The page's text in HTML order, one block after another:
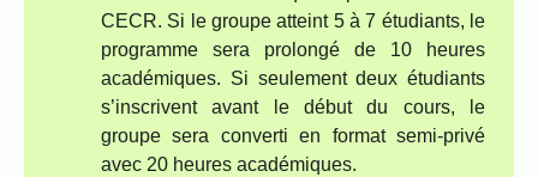
CECR. Si le groupe atteint 5 à 7 étudiants, le
programme sera prolongé de 10 heures
académiques. Si seulement deux étudiants
s’inscrivent avant le début du cours, le
groupe sera converti en format semi-privé
avec 20 heures académiques.